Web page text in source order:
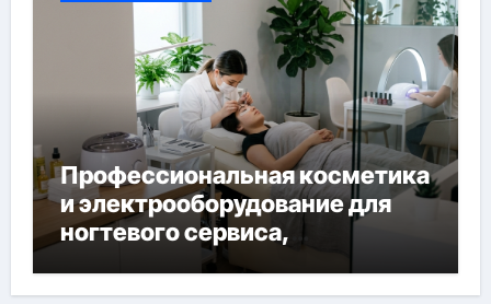
Профессиональная косметика
и электрооборудование для
ногтевого сервиса,
наращивания ресниц и
депиляции